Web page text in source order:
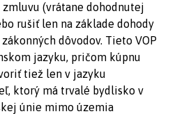
(vrátane dohodnutej
rušiť len na základe dohody
dôvodov. Tieto VOP
jazyku, pričom kúpnu
tiež len v jazyku
ktorý má trvalé bydlisko v
únie mimo územia